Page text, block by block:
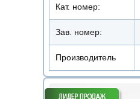
Кат. номер:
Зав. номер:
Производитель